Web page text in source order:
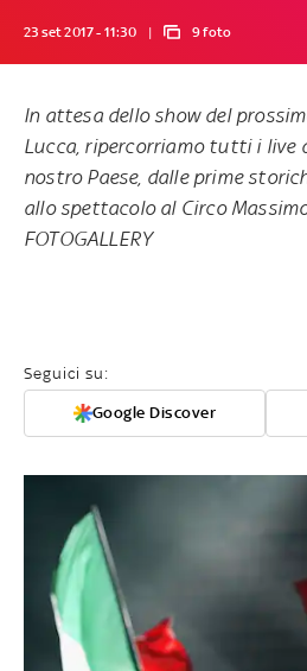
23 set 2017 - 11:30 9 foto
In attesa dello show del
Lucca, ripercorriamo tutti i live
nostro Paese, dalle prime
allo spettacolo al Circo
FOTOGALLERY
Seguici su:
Google Discover